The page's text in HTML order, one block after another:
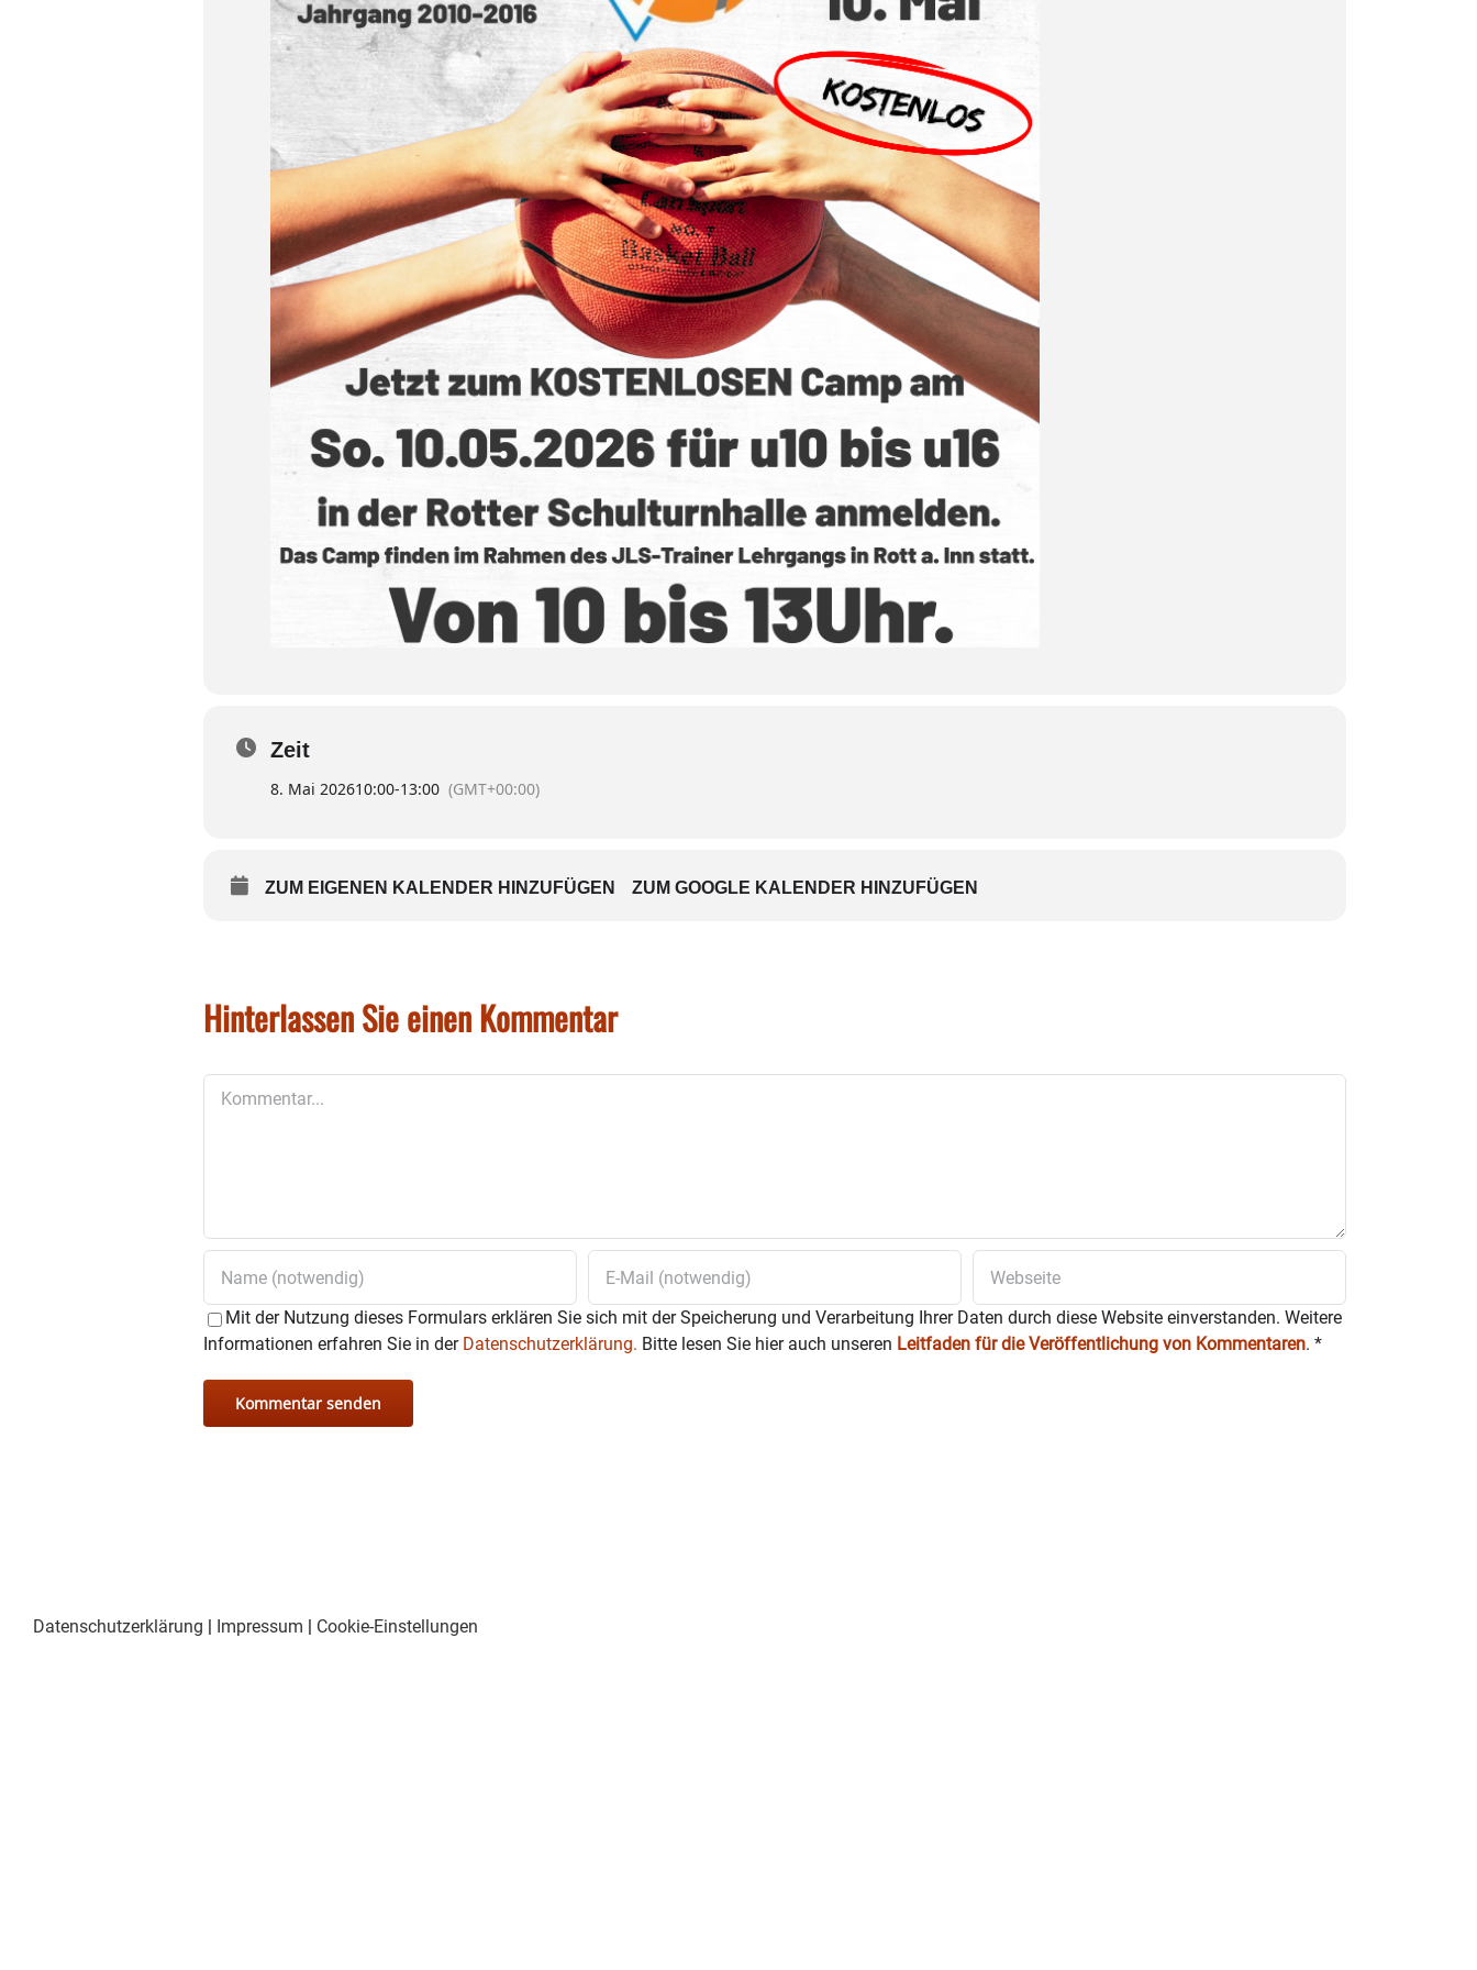
Zeit
8. Mai 202610:00-13:00 (GMT+00:00)
ZUM EIGENEN KALENDER HINZUFÜGEN ZUM GOOGLE KALENDER HINZUFÜGEN
Hinterlassen Sie einen Kommentar
Mit der Nutzung dieses Formulars erklären Sie sich mit der Speicherung und Verarbeitung Ihrer Daten durch diese Website einverstanden. Weitere
Informationen erfahren Sie in der Datenschutzerklärung. Bitte lesen Sie hier auch unseren Leitfaden für die Veröffentlichung von Kommentaren. *
Datenschutzerklärung Impressum Cookie-Einstellungen